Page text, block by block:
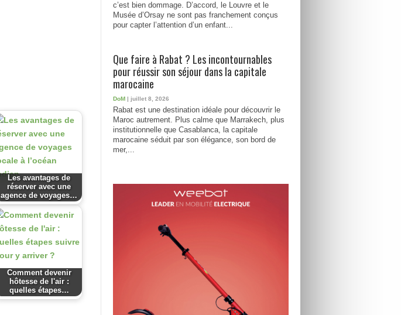
Les avantages de
réserver avec une
agence de voyages…
Comment devenir
hôtesse de l'air :
quelles étapes…
c’est bien dommage. D’accord, le Louvre et le
Musée d’Orsay ne sont pas franchement conçus
pour capter l’attention d’un enfant...
Que faire à Rabat ? Les incontournables
pour réussir son séjour dans la capitale
marocaine
DoM | juillet 8, 2026
Rabat est une destination idéale pour découvrir le
Maroc autrement. Plus calme que Marrakech, plus
institutionnelle que Casablanca, la capitale
marocaine séduit par son élégance, son bord de
mer,...